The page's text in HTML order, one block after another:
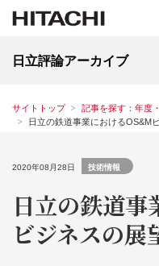
日立評論アーカイブ
サイトトップ 記事を探す：年度
日立の鉄道事業におけるOS&M
2020年08月28日 技術情報
日立の鉄道
ビジネスの展